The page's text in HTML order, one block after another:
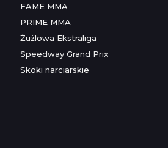
FAME MMA
PRIME MMA
Żużlowa Ekstraliga
Speedway Grand Prix
Skoki narciarskie